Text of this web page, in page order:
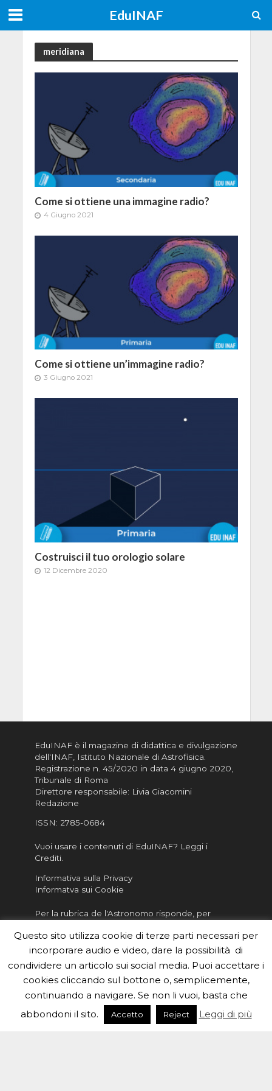
EduINAF
meridiana
Come si ottiene una immagine radio?
4 Giugno 2021
Come si ottiene un’immagine radio?
3 Giugno 2021
Costruisci il tuo orologio solare
12 Dicembre 2020
EduINAF è il magazine di didattica e divulgazione
dell'INAF, Istituto Nazionale di Astrofisica
Registrazione n. 45/2020 in data 4 giugno 2020,
Tribunale di Roma
Direttore responsabile: Livia Giacomini
Redazione
ISSN: 2785-0684
Vuoi usare i contenuti di EduINAF? Leggi i
Crediti.
Informativa sulla Privacy
Informatva sui Cookie
Per la rubrica de l'Astronomo risponde, per
redazione.edu [chiocciola] inaf.it oppurecompila
il form
Sei un insegnante? Scarica la nostrabrochureda
distribuire nella tua scuola e…
Questo sito utilizza cookie di terze parti necessari per
incorporare audio e video, dare la possibilità di
condividere un articolo sui social media. Puoi accettare i
cookies cliccando sul bottone o, semplicemente,
continuando a navigare. Se non li vuoi, basta che
abbondoni il sito.
Accetto Reject Leggi di più